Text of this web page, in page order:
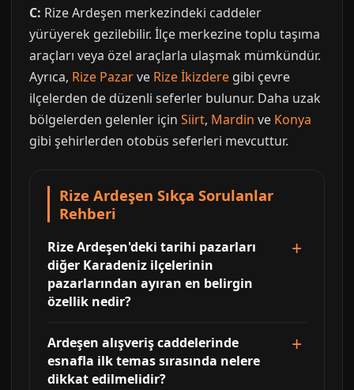
C: Rize Ardeşen merkezindeki caddeler
yürüyerek gezilebilir. İlçe merkezine toplu taşıma
araçları veya özel araçlarla ulaşmak mümkündür.
Ayrıca, Rize Pazarve Rize İkizdere gibi çevre
ilçelerden de düzenli seferler bulunur. Daha uzak
bölgelerden gelenler için Siirt, Mardin ve Konya
gibi şehirlerden otobüs seferleri mevcuttur.
Rize Ardeşen Sıkça Sorulanlar
Rehberi
Rize Ardeşen'deki tarihi pazarları
diğer Karadeniz ilçelerinin
pazarlarından ayıran en belirgin
özellik nedir?
Ardeşen alışveriş caddelerinde
esnafla ilk temas sırasında nelere
dikkat edilmelidir?